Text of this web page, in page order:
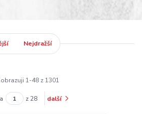
Nejdražší
1-48 z 1301
z 28 další